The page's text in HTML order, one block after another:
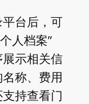
台后，可
人档案”
示相关信
称、费用
持查看门